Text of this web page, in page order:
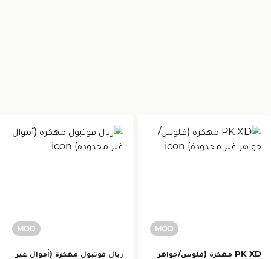
PK XD مهكرة (فلوس/جواهر
ريال فوتبول مهكرة (أموال غير